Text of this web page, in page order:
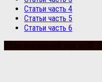
Статьи часть 4
Статьи часть 5
Статьи часть 6
Образовательный портал ©